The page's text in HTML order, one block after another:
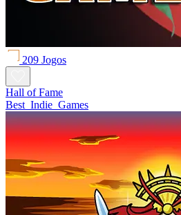
209 Jogos
Hall of Fame
Best_Indie_Games